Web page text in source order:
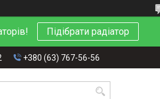
Підібрати радіатор
+380 (63) 767-56-56